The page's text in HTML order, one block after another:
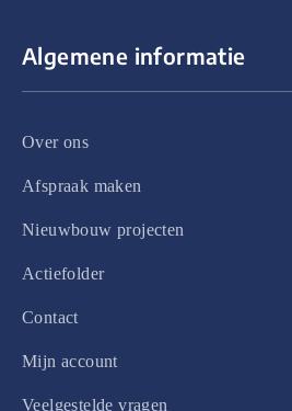
Algemene informatie
Over ons
Afspraak maken
Nieuwbouw projecten
Actiefolder
Contact
Mijn account
Veelgestelde vragen